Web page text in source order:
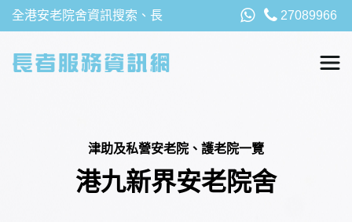
全港安老院舍資訊搜索、長 27089966
津助及私營安老院、護老院一覽
港九新界安老院舍